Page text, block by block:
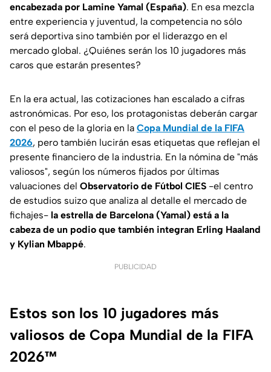
encabezada por Lamine Yamal (España). En esa mezcla
entre experiencia y juventud, la competencia no sólo
será deportiva sino también por el liderazgo en el
mercado global. ¿Quiénes serán los 10 jugadores más
caros que estarán presentes?
En la era actual, las cotizaciones han escalado a cifras
astronómicas. Por eso, los protagonistas deberán cargar
con el peso de la gloria en la Copa Mundial de la FIFA
2026, pero también lucirán esas etiquetas que reflejan el
presente financiero de la industria. En la nómina de "más
valiosos", según los números fijados por últimas
valuaciones del Observatorio de Fútbol CIES -el centro
de estudios suizo que analiza al detalle el mercado de
fichajes- la estrella de Barcelona (Yamal) está a la
cabeza de un podio que también integran Erling Haaland
y Kylian Mbappé.
PUBLICIDAD
Estos son los 10 jugadores más
valiosos de Copa Mundial de la FIFA
2026™